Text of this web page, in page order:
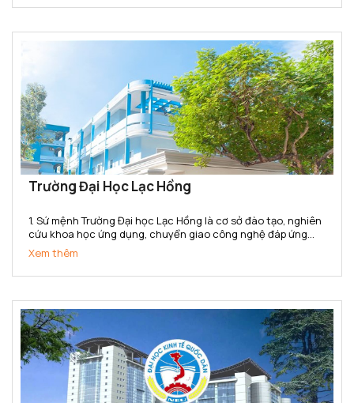
Trường Đại Học Lạc Hồng
1. Sứ mệnh Trường Đại học Lạc Hồng là cơ sở đào tạo, nghiên
cứu khoa học ứng dụng, chuyển giao công nghệ đáp ứng
nhu cầu xã hội. Trường cung cấp nguồn nhân lực, bồi dưỡng
nhân tài có năng lực và phẩm chất phục vụ sự nghiệp...
Xem thêm